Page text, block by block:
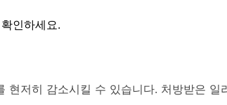
인하세요.
현저히 감소시킬 수 있습니다. 처방받은 일